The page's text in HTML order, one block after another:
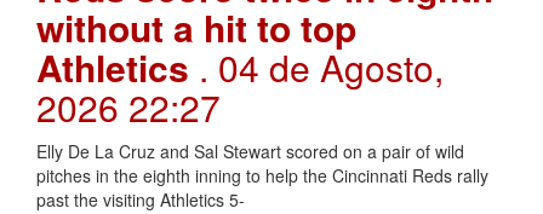
without a hit to top
Athletics . 04 de Agosto,
2026 22:27
Elly De La Cruz and Sal Stewart scored on a pair of wild
pitches in the eighth inning to help the Cincinnati Reds rally
past the visiting Athletics 5-